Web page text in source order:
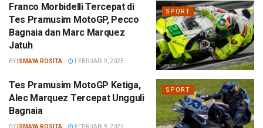
SPORT
Franco Morbidelli Tercepat di
Tes Pramusim MotoGP, Pecco
Bagnaia dan Marc Marquez
Jatuh
BY ISMAYA ROSITA FEBRUARI 9, 2025
SPORT
Tes Pramusim MotoGP Ketiga,
Alec Marquez Tercepat Ungguli
Bagnaia
BY ISMAYA ROSITA FEBRUARI 9, 2025